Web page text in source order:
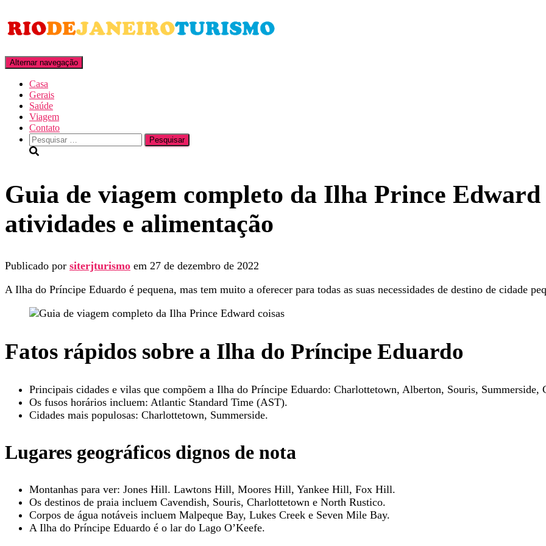
Alternar navegação
Casa
Gerais
Saúde
Viagem
Contato
Pesquisar
por:
Guia de viagem completo da Ilha Prince Edward
atividades e alimentação
Publicado por siterjturismo em 27 de dezembro de 2022
A Ilha do Príncipe Eduardo é pequena, mas tem muito a oferecer para todas as suas necessidades de destino de cidade
Fatos rápidos sobre a Ilha do Príncipe Eduardo
Principais cidades e vilas que compõem a Ilha do Príncipe Eduardo: Charlottetown, Alberton, Souris, Summerside,
Os fusos horários incluem: Atlantic Standard Time (AST).
Cidades mais populosas: Charlottetown, Summerside.
Lugares geográficos dignos de nota
Montanhas para ver: Jones Hill. Lawtons Hill, Moores Hill, Yankee Hill, Fox Hill.
Os destinos de praia incluem Cavendish, Souris, Charlottetown e North Rustico.
Corpos de água notáveis ​​incluem Malpeque Bay, Lukes Creek e Seven Mile Bay.
A Ilha do Príncipe Eduardo é o lar do Lago O’Keefe.